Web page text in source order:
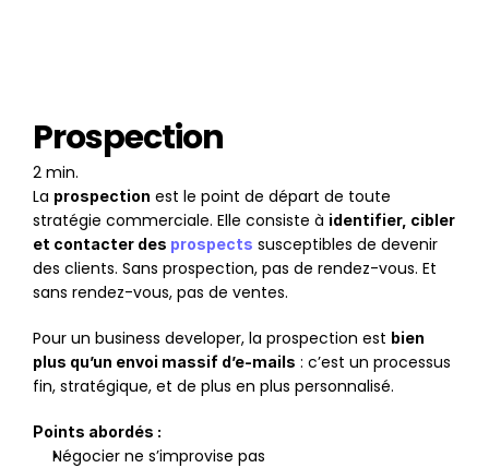
Prospection
2 min.
La prospection est le point de départ de toute
stratégie commerciale. Elle consiste à identifier, cibler
et contacter des prospects susceptibles de devenir
des clients. Sans prospection, pas de rendez-vous. Et
sans rendez-vous, pas de ventes.
Pour un business developer, la prospection est bien
plus qu’un envoi massif d’e-mails : c’est un processus
fin, stratégique, et de plus en plus personnalisé.
Points abordés :
Négocier ne s’improvise pas